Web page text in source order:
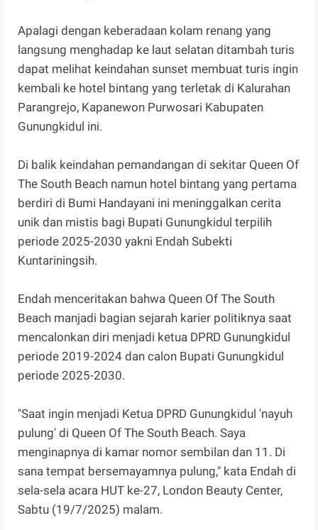
‎Apalagi dengan keberadaan kolam renang yang
langsung menghadap ke laut selatan ditambah turis
dapat melihat keindahan sunset membuat turis ingin
kembali ke hotel bintang yang terletak di Kalurahan
Parangrejo, Kapanewon Purwosari Kabupaten
Gunungkidul ini.
‎Di balik keindahan pemandangan di sekitar Queen Of
The South Beach namun hotel bintang yang pertama
berdiri di Bumi Handayani ini meninggalkan cerita
unik dan mistis bagi Bupati Gunungkidul terpilih
periode 2025-2030 yakni Endah Subekti
Kuntariningsih.
Endah menceritakan bahwa Queen Of The South
Beach manjadi bagian sejarah karier politiknya saat
mencalonkan diri menjadi ketua DPRD Gunungkidul
periode 2019-2024 dan calon Bupati Gunungkidul
periode 2025-2030.
‎"Saat ingin menjadi Ketua DPRD Gunungkidul 'nayuh
pulung' di Queen Of The South Beach. Saya
menginapnya di kamar nomor sembilan dan 11. Di
sana tempat bersemayamnya pulung," kata Endah ‎di
sela-sela acara HUT ke-27, London Beauty Center,
Sabtu (19/7/2025) malam.